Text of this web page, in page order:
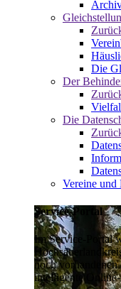
Die
Der
Die
Vereine und
Service-Portal
Im Service-Portal
noch
intelligente